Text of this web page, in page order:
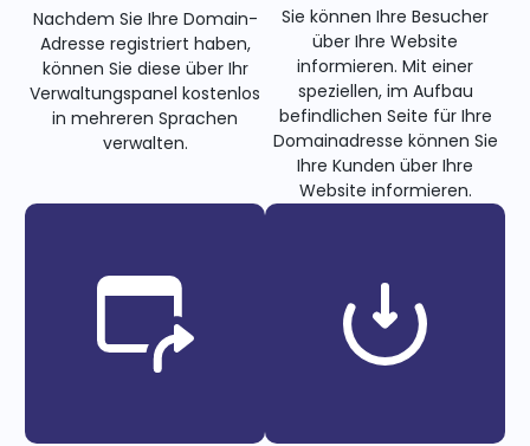
Nachdem Sie Ihre Domain-
Adresse registriert haben,
können Sie diese über Ihr
Verwaltungspanel kostenlos
in mehreren Sprachen
verwalten.
Sie können Ihre Besucher
über Ihre Website
informieren. Mit einer
speziellen, im Aufbau
befindlichen Seite für Ihre
Domainadresse können Sie
Ihre Kunden über Ihre
Website informieren.